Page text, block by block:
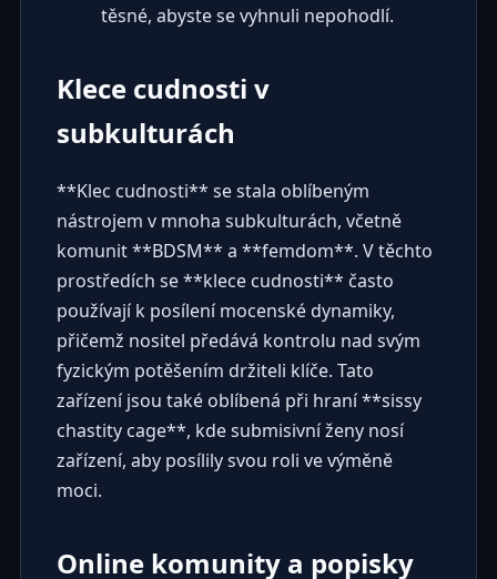
těsné, abyste se vyhnuli nepohodlí.
Klece cudnosti v
subkulturách
**Klec cudnosti** se stala oblíbeným
nástrojem v mnoha subkulturách, včetně
komunit **BDSM** a **femdom**. V těchto
prostředích se **klece cudnosti** často
používají k posílení mocenské dynamiky,
přičemž nositel předává kontrolu nad svým
fyzickým potěšením držiteli klíče. Tato
zařízení jsou také oblíbená při hraní **sissy
chastity cage**, kde submisivní ženy nosí
zařízení, aby posílily svou roli ve výměně
moci.
Online komunity a popisky